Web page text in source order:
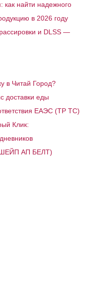
как найти надежного
в 2026 году
и DLSS —
в Читай Город?
доставки еды
ЕАЭС (ТР ТС)
Клик:
АП БЕЛТ)